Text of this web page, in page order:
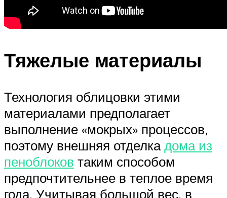
Тяжелые материалы
Технология облицовки этими
материалами предполагает
выполнение «мокрых» процессов,
поэтому внешняя отделкадома из
пеноблоков таким способом
предпочтительнее в теплое время
года. Учитывая большой вес, в